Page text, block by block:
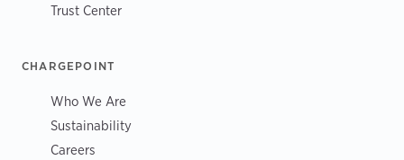
Trust Center
CHARGEPOINT
Who We Are
Sustainability
Careers